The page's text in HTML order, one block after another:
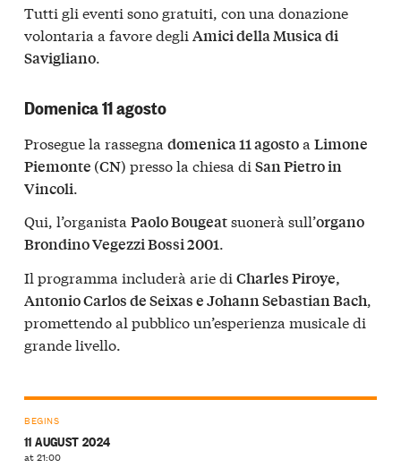
Tutti gli eventi sono gratuiti, con una donazione
volontaria a favore degli Amici della Musica di
Savigliano.
Domenica 11 agosto
Prosegue la rassegna domenica 11 agostoa Limone
Piemonte (CN) presso la chiesa di San Pietro in
Vincoli.
Qui, l’organista Paolo Bougeatsuonerà sull’organo
Brondino Vegezzi Bossi 2001.
Il programma includerà arie di Charles Piroye,
Antonio Carlos de Seixas e Johann Sebastian Bach,
promettendo al pubblico un’esperienza musicale di
grande livello.
BEGINS
11 AUGUST 2024
at 21:00